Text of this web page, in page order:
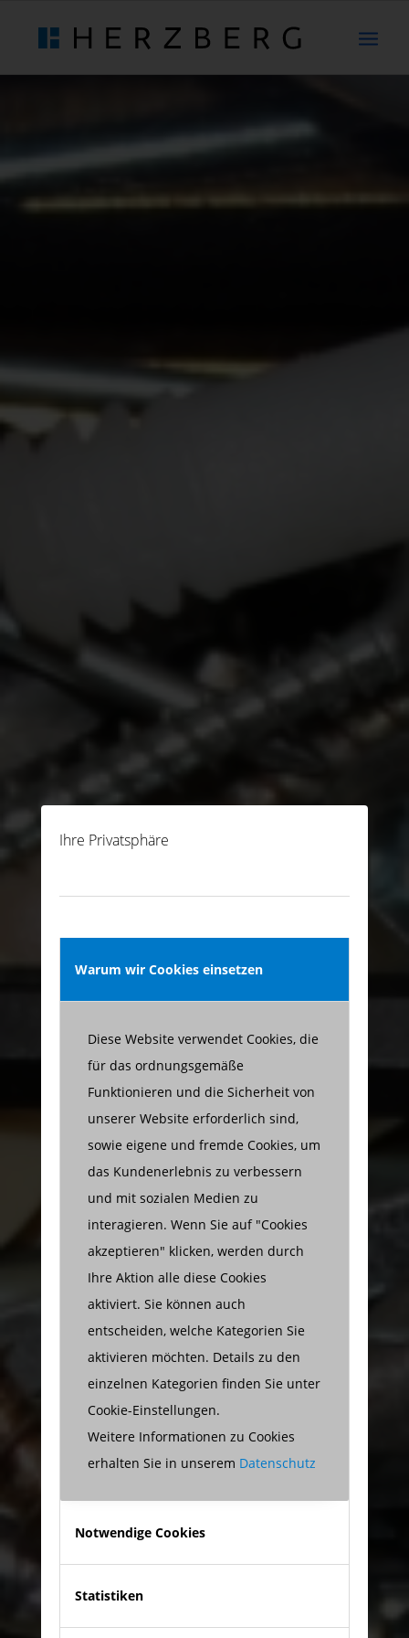
Ihre Privatsphäre
Warum wir Cookies einsetzen
Diese Website verwendet Cookies, die
für das ordnungsgemäße
Funktionieren und die Sicherheit von
unserer Website erforderlich sind,
sowie eigene und fremde Cookies, um
das Kundenerlebnis zu verbessern
und mit sozialen Medien zu
interagieren. Wenn Sie auf "Cookies
akzeptieren" klicken, werden durch
Ihre Aktion alle diese Cookies
aktiviert. Sie können auch
entscheiden, welche Kategorien Sie
aktivieren möchten. Details zu den
einzelnen Kategorien finden Sie unter
Cookie-Einstellungen.
Weitere Informationen zu Cookies
erhalten Sie in unserem Datenschutz
Notwendige Cookies
Statistiken